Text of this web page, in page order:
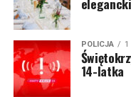
POLICJA
14-latka